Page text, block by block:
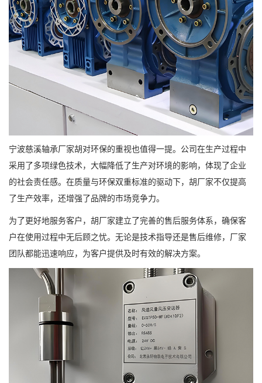
宁波慈溪轴承厂家胡对环保的重视也值得一提。公司在生产过程中
采用了多项绿色技术，大幅降低了生产对环境的影响，体现了企业
的社会责任感。在质量与环保双重标准的驱动下，胡厂家不仅提高
了生产效率，还增强了品牌的市场竞争力。
为了更好地服务客户，胡厂家建立了完善的售后服务体系，确保客
户在使用过程中无后顾之忧。无论是技术指导还是售后维修，厂家
团队都能迅速响应，为客户提供及时有效的解决方案。